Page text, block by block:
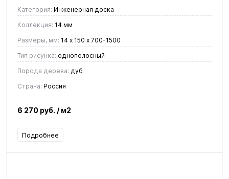
Категория: Инженерная доска
Коллекция: 14 мм
Размеры, мм: 14 х 150 х 700-1500
Тип рисунка: однополосный
Порода дерева: дуб
Страна: Россия
6 270 руб. / м2
Подробнее